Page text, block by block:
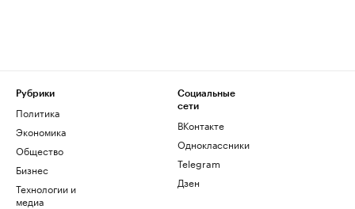
Рубрики
Политика
Экономика
Общество
Бизнес
Технологии и
медиа
Социальные
сети
ВКонтакте
Одноклассники
Telegram
Дзен